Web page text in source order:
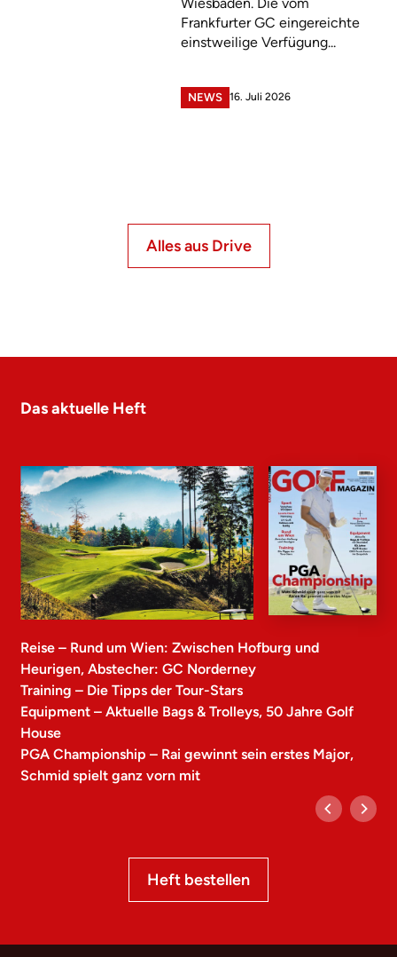
Frankfurter GC eingereichte
einstweilige Verfügung...
NEWS 16. Juli 2026
Alles aus Drive
Das aktuelle Heft
Reise – Rund um Wien: Zwischen Hofburg und
Heurigen, Abstecher: GC Norderney
Training – Die Tipps der Tour-Stars
Equipment – Aktuelle Bags & Trolleys, 50 Jahre Golf
House
PGA Championship – Rai gewinnt sein erstes Major,
Schmid spielt ganz vorn mit
Heft bestellen